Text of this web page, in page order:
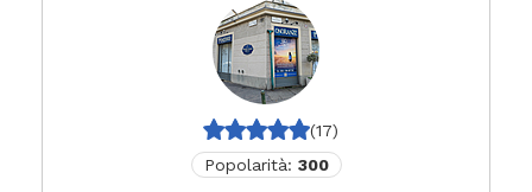
(17)
Popolarità: 300